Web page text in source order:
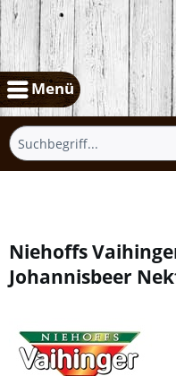
Menü
Niehoffs
Johannisbeer